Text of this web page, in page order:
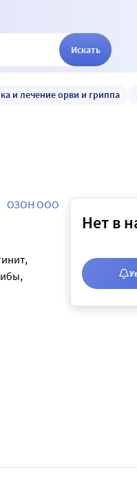
Искать
и лечение орви и гриппа
ОЗОН ООО
Нет в